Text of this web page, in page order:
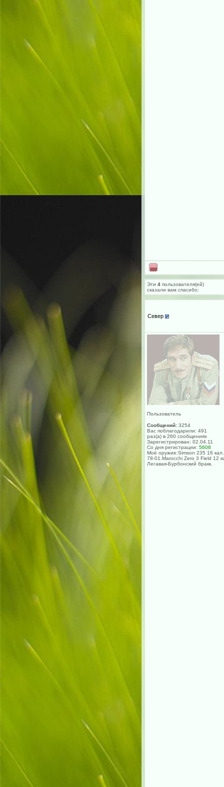
Эти 4 пользователя(ей)
сказали вам cпасибо:
Север
Пользователь
Сообщений: 3254
Вас поблагодарили: 491
раз(а) в 260 сообщениях
Зарегистрирован: 02.04.11
Со дня регистрации: 5608
Моё оружие:Simson 235 16
78-01.Marocchi Zero 3 Field 12
Легавая-Бурбонский бракк.